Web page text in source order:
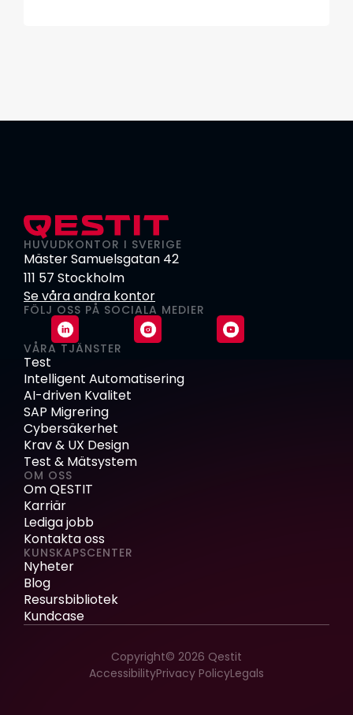
HUVUDKONTOR I SVERIGE
Mäster Samuelsgatan 42
111 57 Stockholm
Se våra andra kontor
FÖLJ OSS PÅ SOCIALA MEDIER
VÅRA TJÄNSTER
Test
Intelligent Automatisering
AI-driven Kvalitet
SAP Migrering
Cybersäkerhet
Krav & UX Design
Test & Mätsystem
OM OSS
Om QESTIT
Karriär
Lediga jobb
Kontakta oss
KUNSKAPSCENTER
Nyheter
Blog
Resursbibliotek
Kundcase
Copyright© 2026 Qestit
AccessibilityPrivacy PolicyLegals